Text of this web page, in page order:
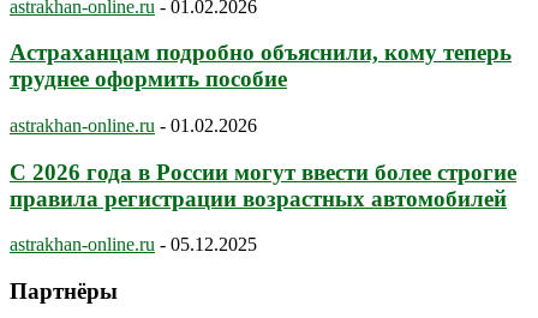
astrakhan-online.ru - 01.02.2026
Астраханцам подробно объяснили, кому теперь
труднее оформить пособие
astrakhan-online.ru - 01.02.2026
С 2026 года в России могут ввести более строгие
правила регистрации возрастных автомобилей
astrakhan-online.ru - 05.12.2025
Партнёры